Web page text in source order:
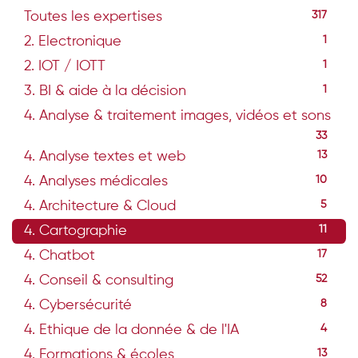
Toutes les expertises 317
2. Electronique 1
2. IOT / IOTT 1
3. BI & aide à la décision 1
4. Analyse & traitement images, vidéos et sons
33
4. Analyse textes et web 13
4. Analyses médicales 10
4. Architecture & Cloud 5
4. Cartographie
4. Chatbot 17
4. Conseil & consulting 52
4. Cybersécurité 8
4. Ethique de la donnée & de l'IA 4
13